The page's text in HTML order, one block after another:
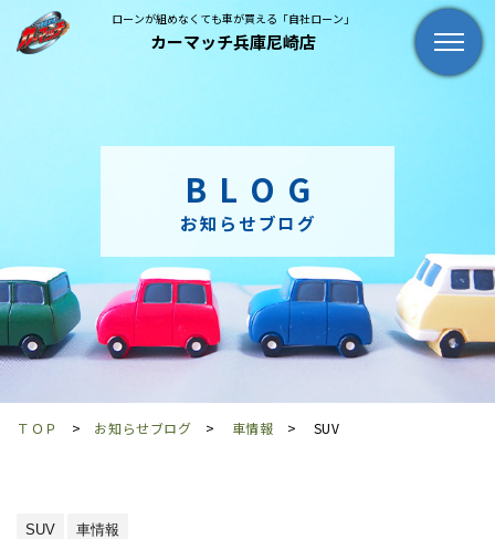
ローンが組めなくても車が買える「自社ローン」
カーマッチ兵庫尼崎店
BLOG
お知らせブログ
ＴＯＰ お知らせブログ 車情報 SUV
SUV 車情報